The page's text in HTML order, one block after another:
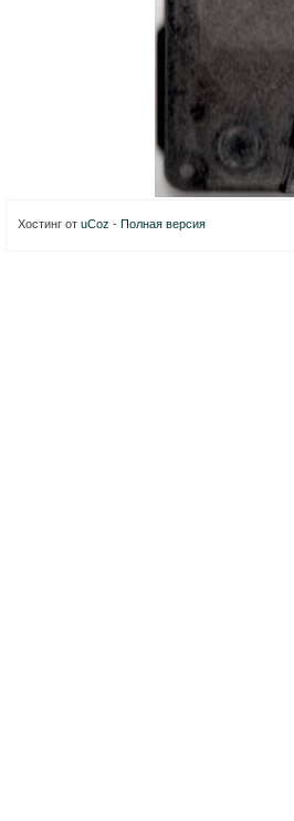
Хостинг от uCoz - Полная версия